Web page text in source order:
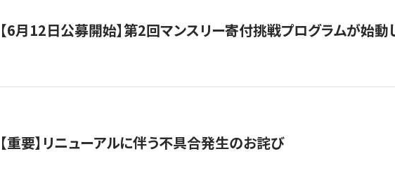
【6月12日公募開始】第2回マンスリー寄付挑戦プログラムが始動
【重要】リニューアルに伴う不具合発生のお詫び